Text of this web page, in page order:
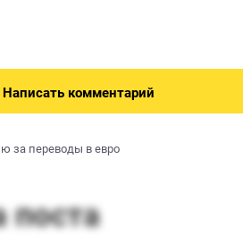
Написать комментарий
за переводы в евро